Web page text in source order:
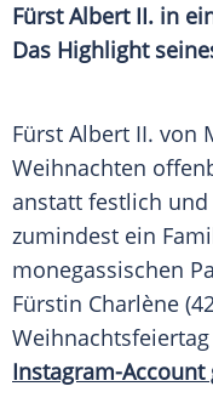
FürstAlbert II. in
Das Highlight
Fürst Albert II. von
Weihnachten
anstatt festlich
zumindest ein
monegassischen
Fürstin Charlène
Weihnachtsfeiertag
Instagram-Account